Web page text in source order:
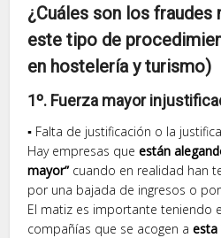
¿Cuáles son los fraudes
este tipo de
en hostelería y turismo)
1º. Fuerza mayor
▪ Falta de justificación o la
Hay empresas queestán
mayor” cuando en realidad han
por una bajada de ingresos o
El matiz es importante teniendo
compañías que se acogen aesta